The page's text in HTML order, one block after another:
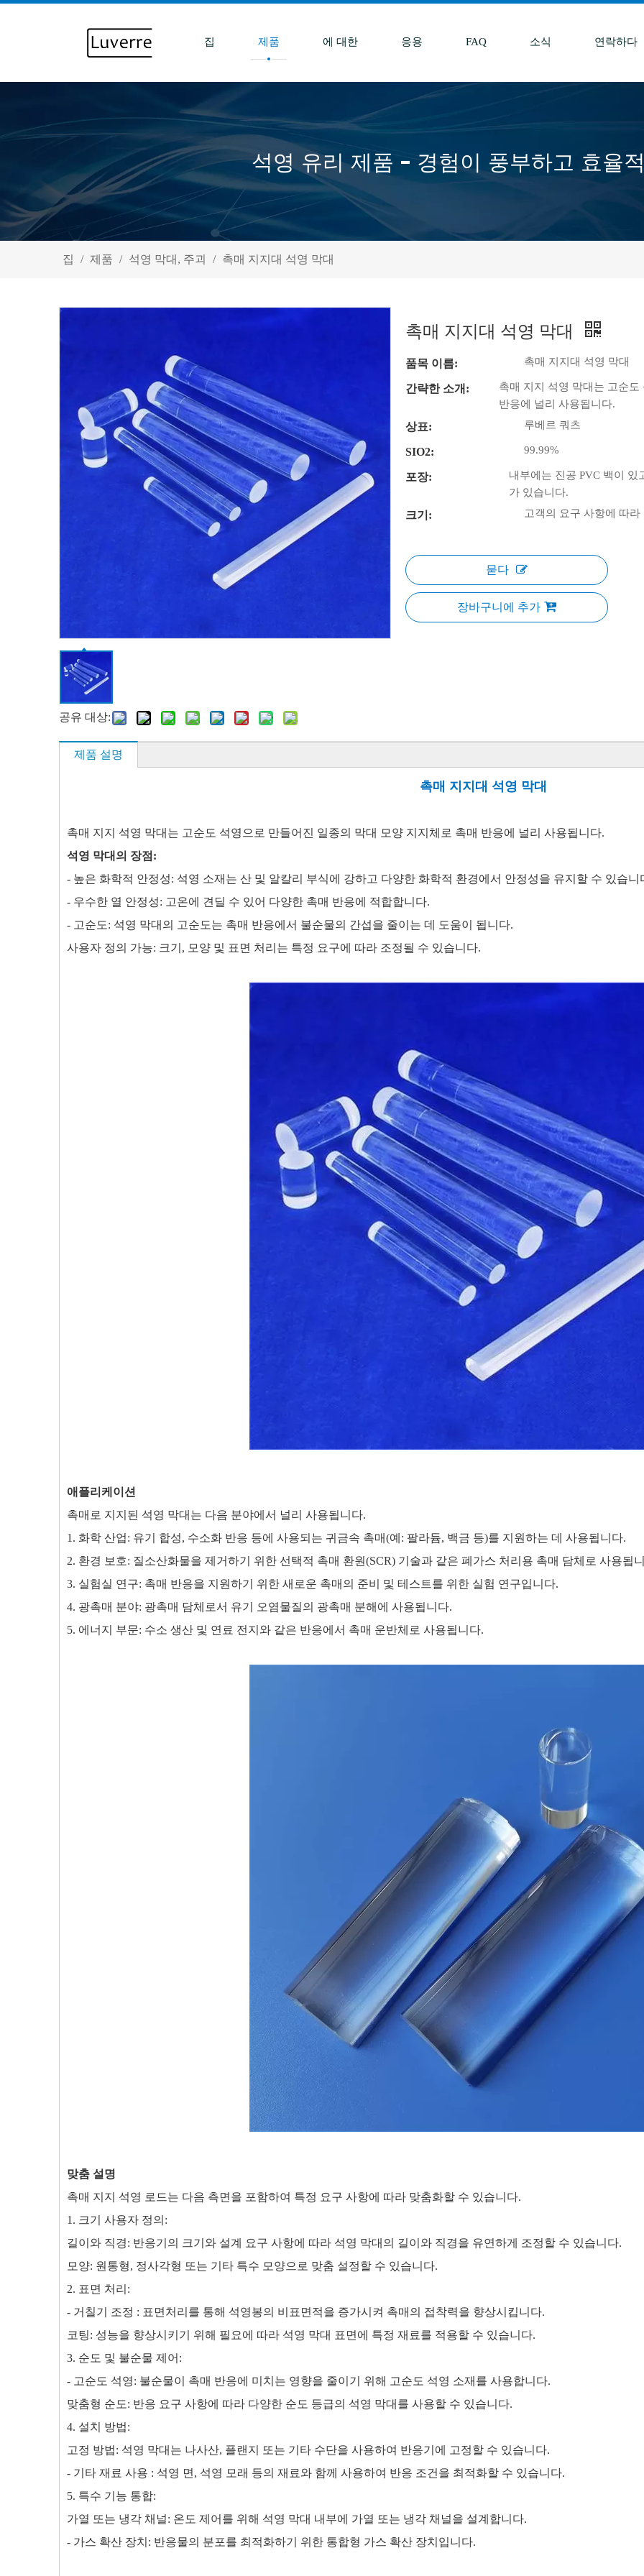
집 제품 에 대한 응용 FAQ 소식 연락하다
석영 유리 제품 - 경험이 풍부하고 효율
집 / 제품 / 석영 막대, 주괴 / 촉매 지지대 석영 막대
공유 대상:
촉매 지지대 석영 막대
품목 이름: 촉매 지지대 석영 막대
간략한 소개:
촉매 지지 석영 막대는 고순
반응에 널리 사용됩니다.
상표: 루베르 쿼츠
SIO2: 99.99%
포장:
내부에는 진공 PVC 백이
가 있습니다.
크기: 고객의 요구 사항에 따라
묻다
장바구니에 추가
제품 설명
촉매 지지대 석영 막대
촉매 지지 석영 막대는 고순도 석영으로 만들어진 일종의 막대 모양 지지체로 촉매 반응에 널리 사용됩니다.
석영 막대의 장점:
- 높은 화학적 안정성: 석영 소재는 산 및 알칼리 부식에 강하고 다양한 화학적 환경에서 안정성을 유지할 수 있습니
- 우수한 열 안정성: 고온에 견딜 수 있어 다양한 촉매 반응에 적합합니다.
- 고순도: 석영 막대의 고순도는 촉매 반응에서 불순물의 간섭을 줄이는 데 도움이 됩니다.
사용자 정의 가능: 크기, 모양 및 표면 처리는 특정 요구에 따라 조정될 수 있습니다.
애플리케이션
촉매로 지지된 석영 막대는 다음 분야에서 널리 사용됩니다.
1. 화학 산업: 유기 합성, 수소화 반응 등에 사용되는 귀금속 촉매(예: 팔라듐, 백금 등)를 지원하는 데 사용됩니다.
2. 환경 보호: 질소산화물을 제거하기 위한 선택적 촉매 환원(SCR) 기술과 같은 폐가스 처리용 촉매 담체로 사용됩
3. 실험실 연구: 촉매 반응을 지원하기 위한 새로운 촉매의 준비 및 테스트를 위한 실험 연구입니다.
4. 광촉매 분야: 광촉매 담체로서 유기 오염물질의 광촉매 분해에 사용됩니다.
5. 에너지 부문: 수소 생산 및 연료 전지와 같은 반응에서 촉매 운반체로 사용됩니다.
맞춤 설명
촉매 지지 석영 로드는 다음 측면을 포함하여 특정 요구 사항에 따라 맞춤화할 수 있습니다.
1. 크기 사용자 정의:
길이와 직경: 반응기의 크기와 설계 요구 사항에 따라 석영 막대의 길이와 직경을 유연하게 조정할 수 있습니다.
모양: 원통형, 정사각형 또는 기타 특수 모양으로 맞춤 설정할 수 있습니다.
2. 표면 처리:
- 거칠기 조정 : 표면처리를 통해 석영봉의 비표면적을 증가시켜 촉매의 접착력을 향상시킵니다.
코팅: 성능을 향상시키기 위해 필요에 따라 석영 막대 표면에 특정 재료를 적용할 수 있습니다.
3. 순도 및 불순물 제어:
- 고순도 석영: 불순물이 촉매 반응에 미치는 영향을 줄이기 위해 고순도 석영 소재를 사용합니다.
맞춤형 순도: 반응 요구 사항에 따라 다양한 순도 등급의 석영 막대를 사용할 수 있습니다.
4. 설치 방법:
고정 방법: 석영 막대는 나사산, 플랜지 또는 기타 수단을 사용하여 반응기에 고정할 수 있습니다.
- 기타 재료 사용 : 석영 면, 석영 모래 등의 재료와 함께 사용하여 반응 조건을 최적화할 수 있습니다.
5. 특수 기능 통합:
가열 또는 냉각 채널: 온도 제어를 위해 석영 막대 내부에 가열 또는 냉각 채널을 설계합니다.
- 가스 확산 장치: 반응물의 분포를 최적화하기 위한 통합형 가스 확산 장치입니다.